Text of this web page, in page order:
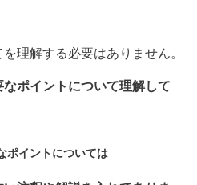
理解する必要はありません。
なポイントについて理解して
ポイントについては